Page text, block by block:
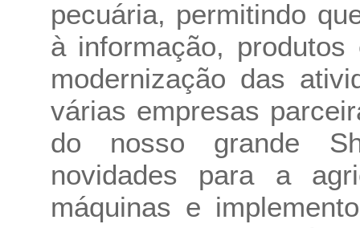
pecuária, permitindo
à informação,
modernização das
várias empresas
do nosso grande
novidades para a
máquinas e